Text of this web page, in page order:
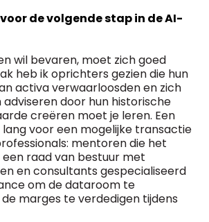
de volgende stap in de AI-
wil bevaren, moet zich goed
heb ik oprichters gezien die hun
activa verwaarloosden en zich
door hun historische
creëren moet je leren. Een
voor een mogelijke transactie
mentoren die het
raad van bestuur met
en consultants gespecialiseerd
om de dataroom te
marges te verdedigen tijdens